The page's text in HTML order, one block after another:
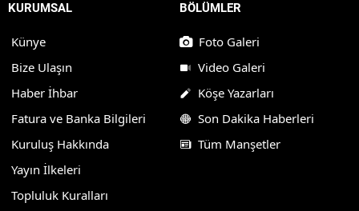
KURUMSAL
Künye
Bize Ulaşın
Haber İhbar
Fatura ve Banka Bilgileri
Kuruluş Hakkında
Yayın İlkeleri
Topluluk Kuralları
BÖLÜMLER
Foto Galeri
Video Galeri
Köşe Yazarları
Son Dakika Haberleri
Tüm Manşetler